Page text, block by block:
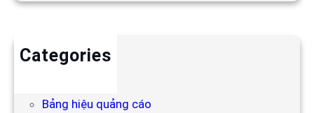
Categories
Bảng hiệu quảng cáo